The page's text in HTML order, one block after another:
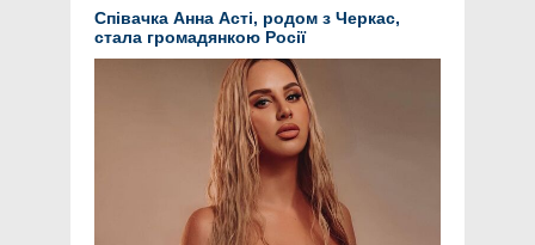
Співачка Анна Асті, родом з Черкас,
стала громадянкою Росії